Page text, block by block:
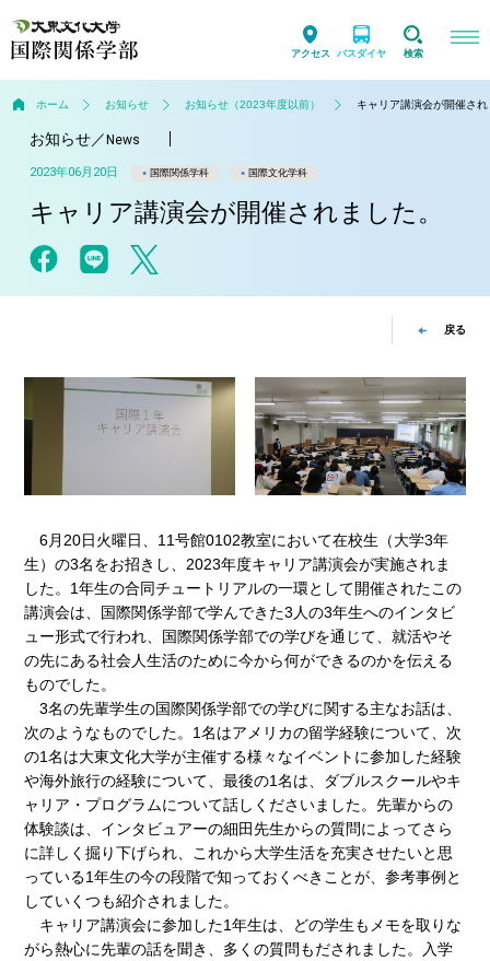
アクセス バスダイヤ 検索
ホーム お知らせ お知らせ（2023年度以前） キャリア講演会が開催さ
お知らせ／ News
2023年06月20日 国際関係学科 国際文化学科
キャリア講演会が開催されました。
戻る
6月20日火曜日、11号館0102教室において在校生（大学3年
生）の3名をお招きし、2023年度キャリア講演会が実施されま
した。1年生の合同チュートリアルの一環として開催されたこの
講演会は、国際関係学部で学んできた3人の3年生へのインタビ
ュー形式で行われ、国際関係学部での学びを通じて、就活やそ
の先にある社会人生活のために今から何ができるのかを伝える
ものでした。
3名の先輩学生の国際関係学部での学びに関する主なお話は、
次のようなものでした。1名はアメリカの留学経験について、次
の1名は大東文化大学が主催する様々なイベントに参加した経験
や海外旅行の経験について、最後の1名は、ダブルスクールやキ
ャリア・プログラムについて話しくださいました。先輩からの
体験談は、インタビュアーの細田先生からの質問によってさら
に詳しく掘り下げられ、これから大学生活を充実させたいと思
っている1年生の今の段階で知っておくべきことが、参考事例と
していくつも紹介されました。
キャリア講演会に参加した1年生は、どの学生もメモを取りな
がら熱心に先輩の話を聞き、多くの質問もだされました。入学